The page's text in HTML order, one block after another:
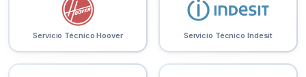
Servicio Técnico Hoover Servicio Técnico Indesit